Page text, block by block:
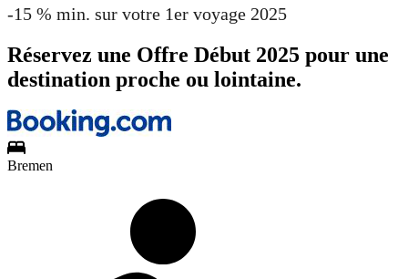
-15 % min. sur votre 1er voyage 2025
Réservez une Offre Début 2025 pour une
destination proche ou lointaine.
Bremen